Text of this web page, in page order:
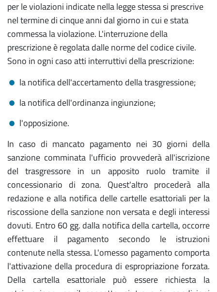
per le violazioni indicate nella legge stessa si prescrive
nel termine di cinque anni dal giorno in cui e stata
commessa la violazione. L'interruzione della
prescrizione è regolata dalle norme del codice civile.
Sono in ogni caso atti interruttivi della prescrizione:
la notifica dell'accertamento della trasgressione;
la notifica dell'ordinanza ingiunzione;
l'opposizione.
In caso di mancato pagamento nei 30 giorni della
sanzione comminata l'ufficio provvederà all'iscrizione
del trasgressore in un apposito ruolo tramite il
concessionario di zona. Quest'altro procederà alla
redazione e alla notifica delle cartelle esattoriali per la
riscossione della sanzione non versata e degli interessi
dovuti. Entro 60 gg. dalla notifica della cartella, occorre
effettuare il pagamento secondo le istruzioni
contenute nella stessa. L'omesso pagamento comporta
l'attivazione della procedura di espropriazione forzata.
Della cartella esattoriale può essere richiesta la